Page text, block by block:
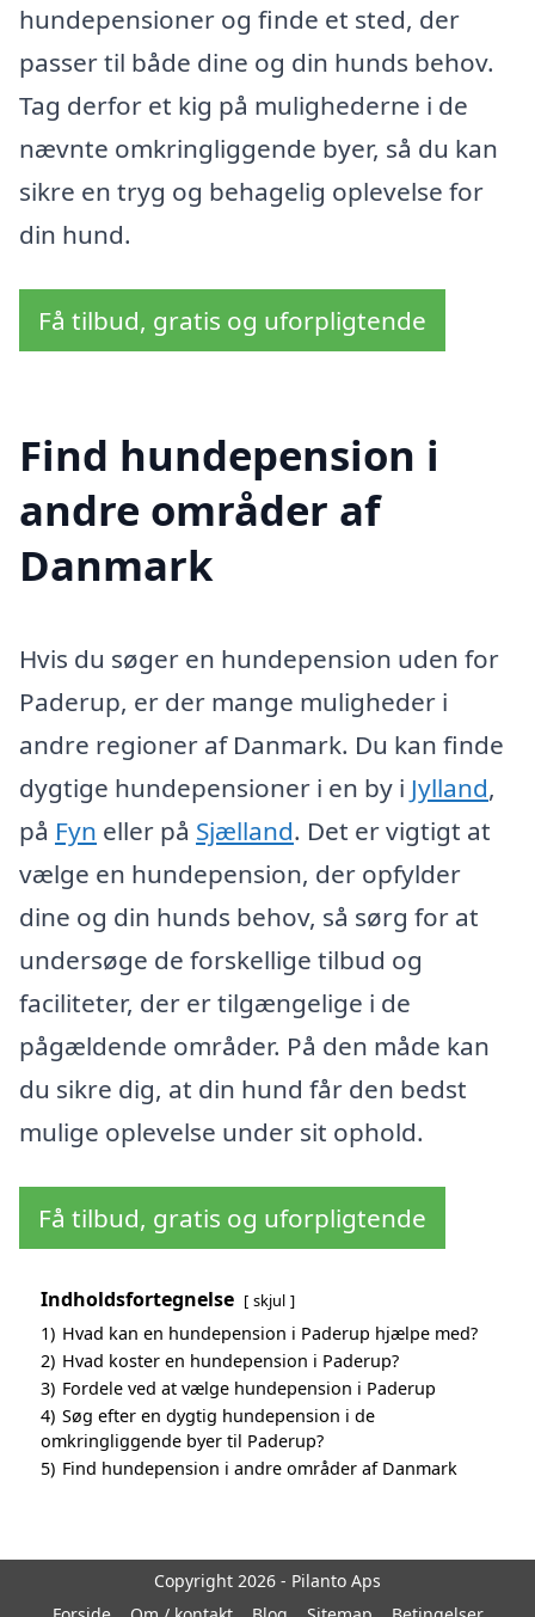
hundepensioner og finde et sted, der
passer til både dine og din hunds behov.
Tag derfor et kig på mulighederne i de
nævnte omkringliggende byer, så du kan
sikre en tryg og behagelig oplevelse for
din hund.
Få tilbud, gratis og uforpligtende
Find hundepension i
andre områder af
Danmark
Hvis du søger en hundepension uden for
Paderup, er der mange muligheder i
andre regioner af Danmark. Du kan finde
dygtige hundepensioner i en by i Jylland,
på Fyn eller på Sjælland. Det er vigtigt at
vælge en hundepension, der opfylder
dine og din hunds behov, så sørg for at
undersøge de forskellige tilbud og
faciliteter, der er tilgængelige i de
pågældende områder. På den måde kan
du sikre dig, at din hund får den bedst
mulige oplevelse under sit ophold.
Få tilbud, gratis og uforpligtende
Indholdsfortegnelse skjul
1) Hvad kan en hundepension i Paderup hjælpe med?
2) Hvad koster en hundepension i Paderup?
3) Fordele ved at vælge hundepension i Paderup
4) Søg efter en dygtig hundepension i de
omkringliggende byer til Paderup?
5) Find hundepension i andre områder af Danmark
Copyright 2026 - Pilanto Aps